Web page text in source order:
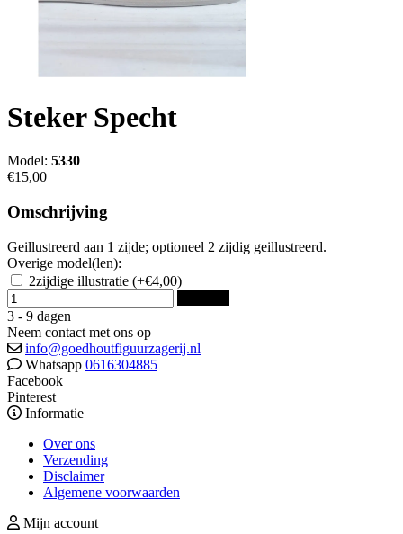
Steker Specht
Model: 5330
€15,00
Omschrijving
Geillustreerd aan 1 zijde; optioneel 2 zijdig geillustreerd.
Overige model(len):
2zijdige illustratie (+€4,00)
3 - 9 dagen
Neem contact met ons op
info@goedhoutfiguurzagerij.nl
Whatsapp 0616304885
Facebook
Pinterest
Informatie
Over ons
Verzending
Disclaimer
Algemene voorwaarden
Mijn account